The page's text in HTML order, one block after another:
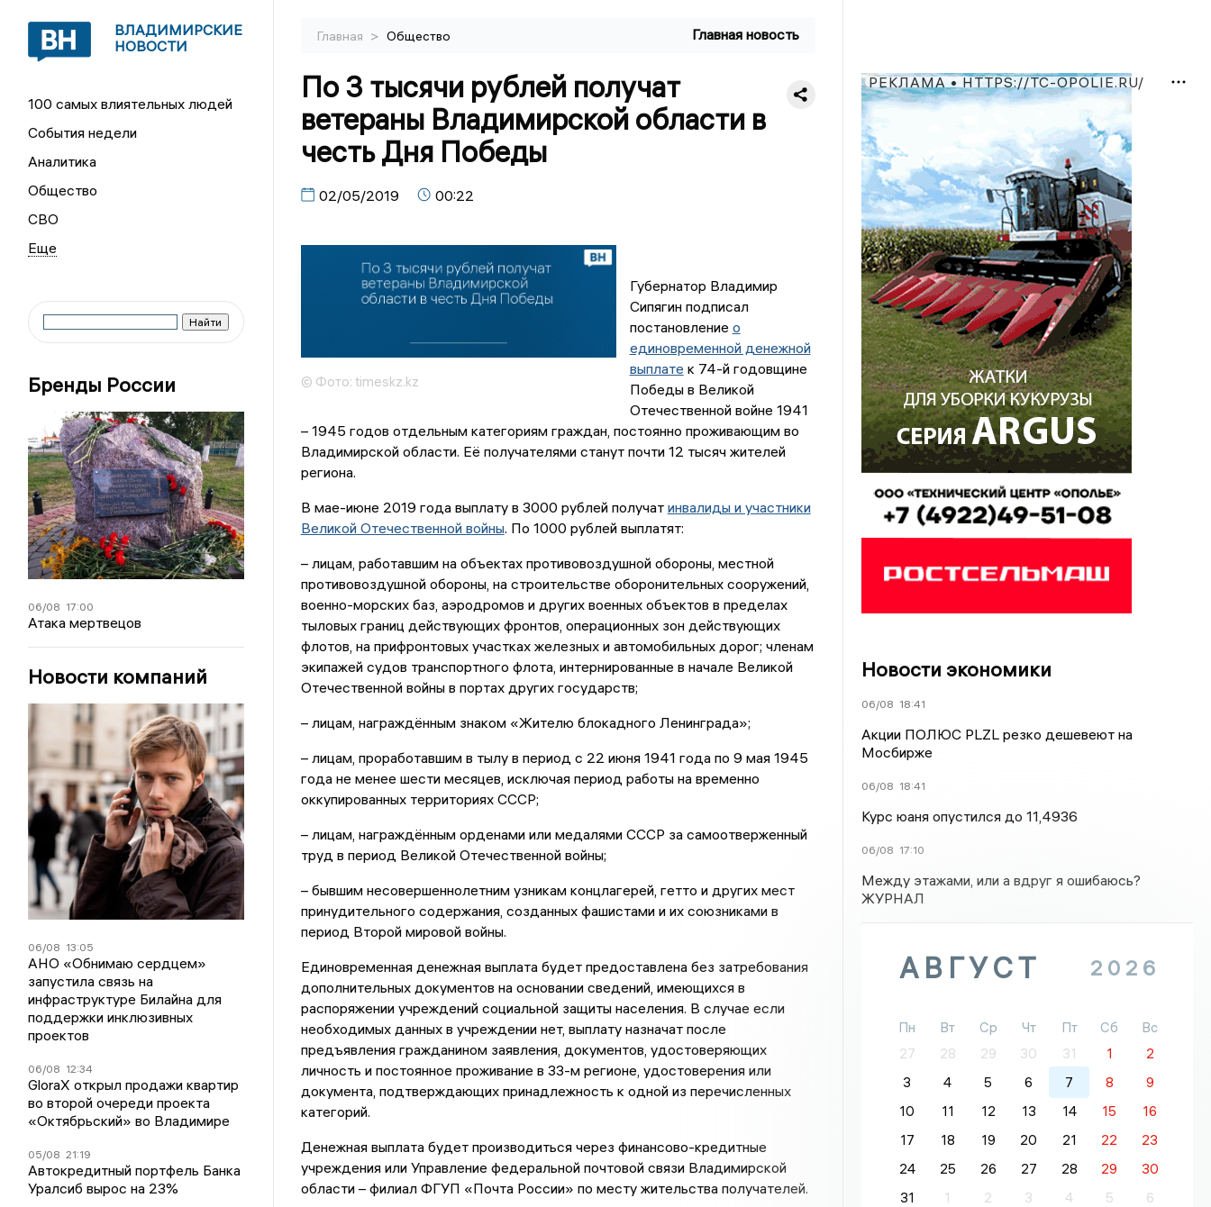
ВЛАДИМИРСКИЕ
НОВОСТИ
100 самых влиятельных людей
События недели
Аналитика
Общество
СВО
Бренды России
06/08 17:00
Атака мертвецов
Новости компаний
06/08 13:05
АНО «Обнимаю сердцем»
запустила связь на
инфраструктуре Билайна для
поддержки инклюзивных
проектов
06/08 12:34
GloraX открыл продажи квартир
во второй очереди проекта
«Октябрьский» во Владимире
05/08 21:19
Автокредитный портфель Банка
Уралсиб вырос на 23%
Главная > Общество Главная новость
По 3 тысячи рублей получат
ветераны Владимирской области в
честь Дня Победы
02/05/2019 00:22
© Фото: timeskz.kz
Губернатор Владимир
Сипягин подписал
постановление о
единовременной денежной
выплате к 74-й годовщине
Победы в Великой
Отечественной войне 1941
– 1945 годов отдельным категориям граждан, постоянно проживающим во
Владимирской области. Её получателями станут почти 12 тысяч жителей
региона.
В мае-июне 2019 года выплату в 3000 рублей получат инвалиды и участники
Великой Отечественной войны. По 1000 рублей выплатят:
– лицам, работавшим на объектах противовоздушной обороны, местной
противовоздушной обороны, на строительстве оборонительных сооружений,
военно-морских баз, аэродромов и других военных объектов в пределах
тыловых границ действующих фронтов, операционных зон действующих
флотов, на прифронтовых участках железных и автомобильных дорог; членам
экипажей судов транспортного флота, интернированные в начале Великой
Отечественной войны в портах других государств;
– лицам, награждённым знаком «Жителю блокадного Ленинграда»;
– лицам, проработавшим в тылу в период с 22 июня 1941 года по 9 мая 1945
года не менее шести месяцев, исключая период работы на временно
оккупированных территориях СССР;
– лицам, награждённым орденами или медалями СССР за самоотверженный
труд в период Великой Отечественной войны;
– бывшим несовершеннолетним узникам концлагерей, гетто и других мест
принудительного содержания, созданных фашистами и их союзниками в
период Второй мировой войны.
Единовременная денежная выплата будет предоставлена без затребования
дополнительных документов на основании сведений, имеющихся в
распоряжении учреждений социальной защиты населения. В случае если
необходимых данных в учреждении нет, выплату назначат после
предъявления гражданином заявления, документов, удостоверяющих
личность и постоянное проживание в 33-м регионе, удостоверения или
документа, подтверждающих принадлежность к одной из перечисленных
категорий.
Денежная выплата будет производиться через финансово-кредитные
учреждения или Управление федеральной почтовой связи Владимирской
области – филиал ФГУП «Почта России» по месту жительства получателей.
РЕКЛАМА • HTTPS://TC-OPOLIE.RU/
Новости экономики
06/08 18:41
Акции ПОЛЮС PLZL резко дешевеют на
Мосбирже
06/08 18:41
Курс юаня опустился до 11,4936
06/08 17:10
Между этажами, или а вдруг я ошибаюсь?
ЖУРНАЛ
АВГУСТ 2026
Пн Вт Ср Чт Пт Сб
Вс
27
28 29 30 31 1
2
3
4 5 6 7 8
9
10
11 12 13 14 15
16
17
18 19 20 21 22
23
24
25 26 27 28 29
30
31
1 2 3 4 5 6